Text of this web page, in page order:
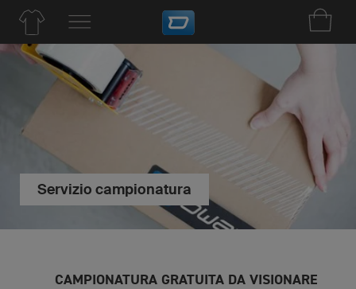
Servizio campionatura
CAMPIONATURA GRATUITA DA VISIONARE